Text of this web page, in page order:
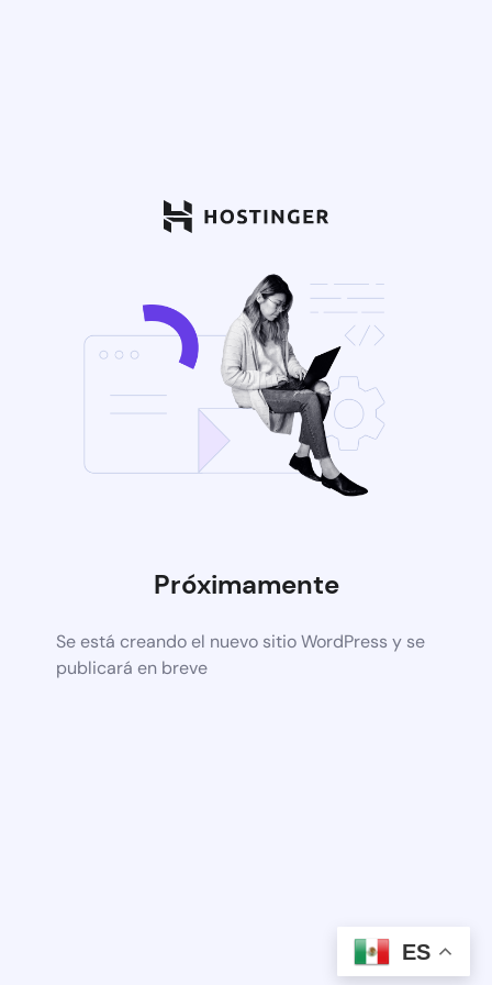
Próximamente
Se está creando el nuevo sitio WordPress y se
publicará en breve
ES